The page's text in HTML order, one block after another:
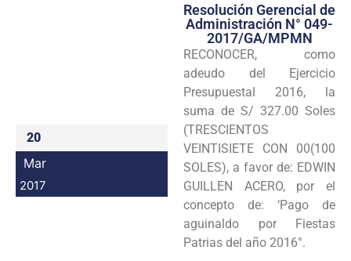
Transparencia
Seguridad
Programas
Intranet
20
Mar
2017
Resolución Gerencial de
Administración N° 049-
2017/GA/MPMN
RECONOCER, como
adeudo del Ejercicio
Presupuestal 2016, la
suma de S/ 327.00 Soles
(TRESCIENTOS
VEINTISIETE CON 00(100
SOLES), a favor de: EDWIN
GUILLEN ACERO, por el
concepto de: ‘Pago de
aguinaldo por Fiestas
Patrias del año 2016°.